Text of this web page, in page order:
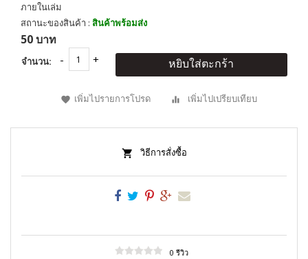
ภายในเล่ม
สถานะของสินค้า : สินค้าพร้อมส่ง
50 บาท
จำนวน: หยิบใส่ตะกร้า
เพิ่มไปรายการโปรด เพิ่มไปเปรียบเทียบ
วิธีการสั่งซื้อ
0 รีวิว